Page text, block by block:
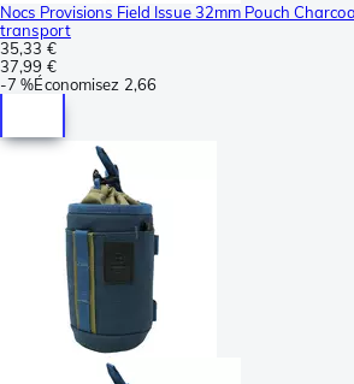
Nocs Provisions Field Issue 32mm Pouch
transport
35,33 €
37,99 €
-7 %Économisez 2,66